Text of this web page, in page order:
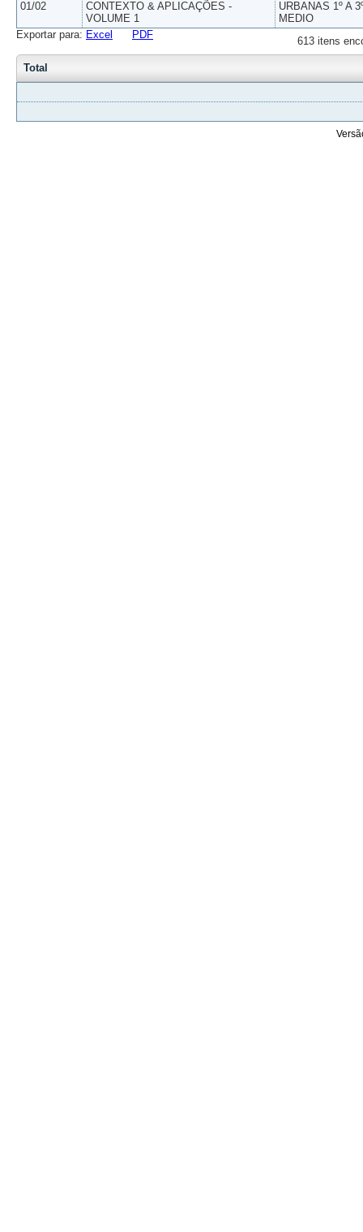
01/02
CONTEXTO & APLICAÇÕES -
VOLUME 1
URBANAS 1º A
MEDIO
613 itens
Exportar para: Excel PDF
Total